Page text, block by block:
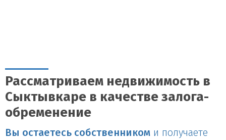
Рассматриваем недвижимость в
Сыктывкаре в качестве залога-
обременение
Вы остаетесь собственником и получаете